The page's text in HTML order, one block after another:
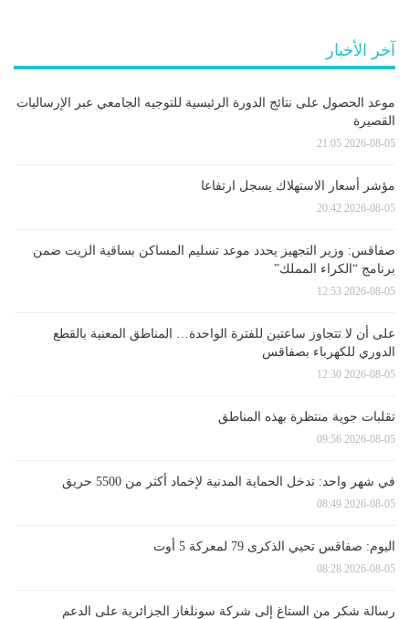
آخر الأخبار
موعد الحصول على نتائج الدورة الرئيسية للتوجيه الجامعي عبر الإرساليات
القصيرة
2026-08-05 21:05
مؤشر أسعار الاستهلاك يسجل ارتفاعا
2026-08-05 20:42
صفاقس: وزير التجهيز يحدد موعد تسليم المساكن بساقية الزيت ضمن
برنامج “الكراء المملك”
2026-08-05 12:53
على أن لا تتجاوز ساعتين للفترة الواحدة… المناطق المعنية بالقطع
الدوري للكهرباء بصفاقس
2026-08-05 12:30
تقلبات جوية منتظرة بهذه المناطق
2026-08-05 09:56
في شهر واحد: تدخل الحماية المدنية لإخماد أكثر من 5500 حريق
2026-08-05 08:49
اليوم: صفاقس تحيي الذكرى 79 لمعركة 5 أوت
2026-08-05 08:28
رسالة شكر من الستاغ إلى شركة سونلغاز الجزائرية على الدعم